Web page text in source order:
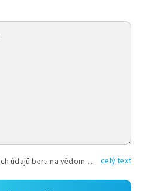
Vyplněním shora uvedených údajů beru na vědomí, že společnost TEXT FACTORY s.r.o., sídlem Brno, Durďákova 336/29, Černá Pole, PSČ: 613 00, IČ: 06157831, zapsané u Krajského soudu v Brně, oddíl C, vložka 100399, bude zpracovávat mé osobní údaje uvedené v rámci mnou vyplněného registračního formuláře na základě oprávněných zájmů TEXT FACTORY s.r.o. dle čl. 6 odst. 1 písm. f) GDPR a pro splnění právních povinností (čl. 6 odst. 1 písm. c) GDPR), a to pro tyto účely: nezbytnost zajistit oprávnění návštěvníka webových stránek provozovaných společností TEXT FACTORY s.r.o. přispívat aktivně ke zveřejněným článkům nebo v rámci diskusních fór a výkon práv TEXT FACTORY s.r.o. jako administrátora těchto diskusních fór. Více informací o zpracování osobních údajů a právech lze nalézt v celý text